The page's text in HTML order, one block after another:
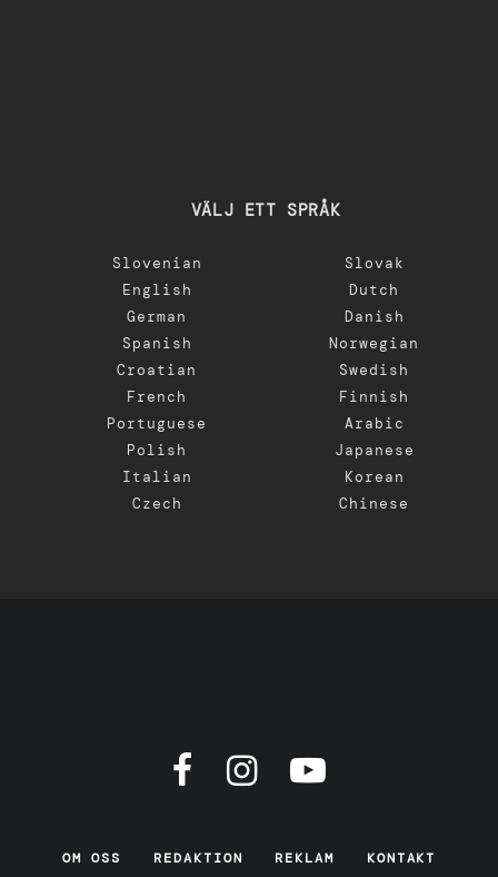
VÄLJ ETT SPRÅK
Slovenian
English
German
Spanish
Croatian
French
Portuguese
Polish
Italian
Czech
Slovak
Dutch
Danish
Norwegian
Swedish
Finnish
Arabic
Japanese
Korean
Chinese
OM OSS REDAKTION REKLAM KONTAKT